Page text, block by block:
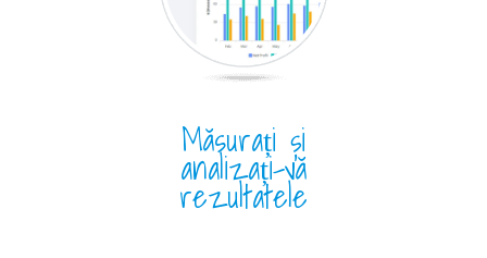
Măsurați și
analizați-vă
rezultatele